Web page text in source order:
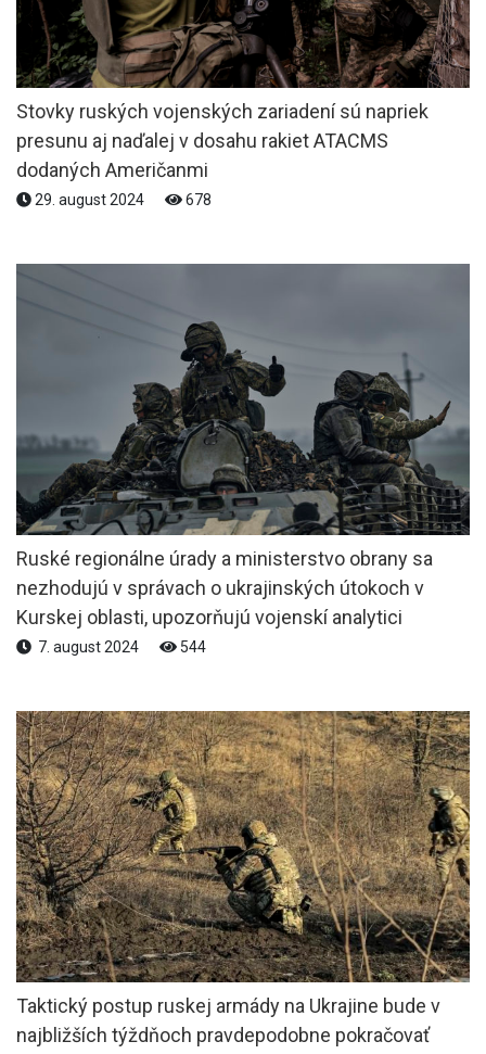
Stovky ruských vojenských zariadení sú napriek
presunu aj naďalej v dosahu rakiet ATACMS
dodaných Američanmi
29. august 2024 678
Ruské regionálne úrady a ministerstvo obrany sa
nezhodujú v správach o ukrajinských útokoch v
Kurskej oblasti, upozorňujú vojenskí analytici
7. august 2024 544
Taktický postup ruskej armády na Ukrajine bude v
najbližších týždňoch pravdepodobne pokračovať